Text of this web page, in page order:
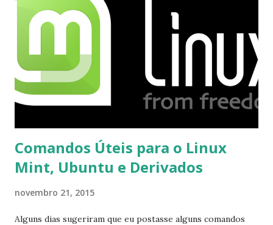
opções e o Pidgin, que se mostra como opção.
Comandos Úteis para o Linux
Mint, Ubuntu e Derivados
novembro 21, 2015
Alguns dias sugeriram que eu postasse alguns comandos